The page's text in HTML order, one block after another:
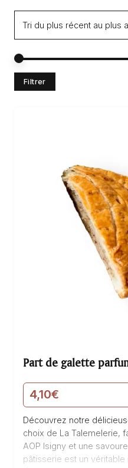
Filtrer
Part de galette
4,10€
Découvrez notre
choix de La Talemelerie,
AOP Isigny et une
pâtisserie est un